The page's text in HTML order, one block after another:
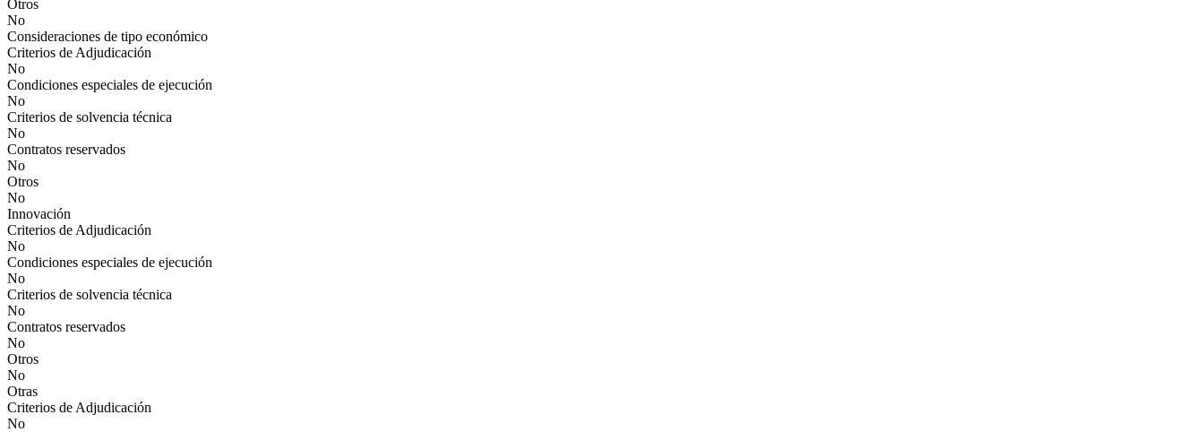
Otros
No
Consideraciones de tipo económico
Criterios de Adjudicación
No
Condiciones especiales de ejecución
No
Criterios de solvencia técnica
No
Contratos reservados
No
Otros
No
Innovación
Criterios de Adjudicación
No
Condiciones especiales de ejecución
No
Criterios de solvencia técnica
No
Contratos reservados
No
Otros
No
Otras
Criterios de Adjudicación
No